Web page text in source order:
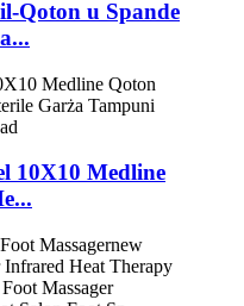
Qoton u Spande
10X10 Medline